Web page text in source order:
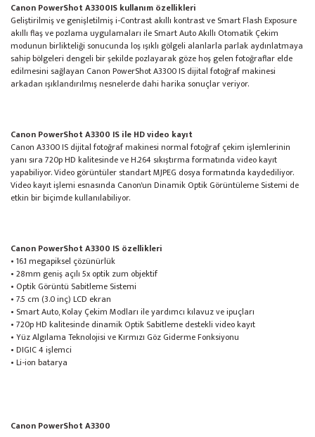
Canon PowerShot A3300IS kullanım özellikleri
Geliştirilmiş ve genişletilmiş i-Contrast akıllı kontrast ve Smart Flash Exposure
akıllı flaş ve pozlama uygulamaları ile Smart Auto Akıllı Otomatik Çekim
modunun birlikteliği sonucunda loş ışıklı gölgeli alanlarla parlak aydınlatmaya
sahip bölgeleri dengeli bir şekilde pozlayarak göze hoş gelen fotoğraflar elde
edilmesini sağlayan Canon PowerShot A3300 IS dijital fotoğraf makinesi
arkadan ışıklandırılmış nesnelerde dahi harika sonuçlar veriyor.
Canon PowerShot A3300 IS ile HD video kayıt
Canon A3300 IS dijital fotoğraf makinesi normal fotoğraf çekim işlemlerinin
yanı sıra 720p HD kalitesinde ve H.264 sıkıştırma formatında video kayıt
yapabiliyor. Video görüntüler standart MJPEG dosya formatında kaydediliyor.
Video kayıt işlemi esnasında Canon'un Dinamik Optik Görüntüleme Sistemi de
etkin bir biçimde kullanılabiliyor.
Canon PowerShot A3300 IS özellikleri
• 16.1 megapiksel çözünürlük
• 28mm geniş açılı 5x optik zum objektif
• Optik Görüntü Sabitleme Sistemi
• 7.5 cm (3.0 inç) LCD ekran
• Smart Auto, Kolay Çekim Modları ile yardımcı kılavuz ve ipuçları
• 720p HD kalitesinde dinamik Optik Sabitleme destekli video kayıt
• Yüz Algılama Teknolojisi ve Kırmızı Göz Giderme Fonksiyonu
• DIGIC 4 işlemci
• Li-ion batarya
Canon PowerShot A3300